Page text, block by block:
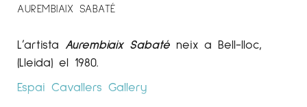
AUREMBIAIX SABATÉ
L’artista Aurembiaix Sabaté neix a Bell-lloc,
(Lleida) el 1980.
Espai Cavallers Gallery